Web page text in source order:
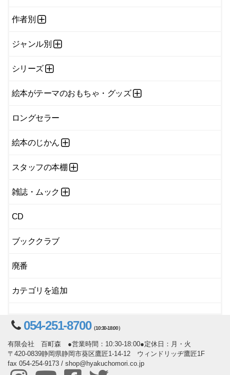
作者別
ジャンル別
シリーズ
絵本がテーマのおもちゃ・グッズ
ロングセラー
絵本のじかん
スタッフの本棚
雑誌・ムック
CD
ブッククラブ
廃番
カテゴリを追加
054-251-8700（10:30-18:00）
有限会社 百町森 ●営業時間：10:30-18:00●定休日：月・火
〒420-0839静岡県静岡市葵区鷹匠1-14-12 ウィンドリッヂ鷹匠1F
fax 054-254-9173 / shop@hyakuchomori.co.jp